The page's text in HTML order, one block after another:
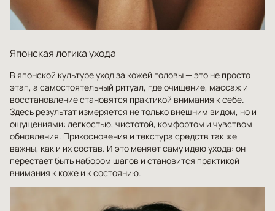
Японская логика ухода
В японской культуре уход за кожей головы — это не просто
этап, а самостоятельный ритуал, где очищение, массаж и
восстановление становятся практикой внимания к себе.
Здесь результат измеряется не только внешним видом, но и
ощущениями: легкостью, чистотой, комфортом и чувством
обновления. Прикосновения и текстура средств так же
важны, как и их состав. И это меняет саму идею ухода: он
перестает быть набором шагов и становится практикой
внимания к коже и к состоянию.